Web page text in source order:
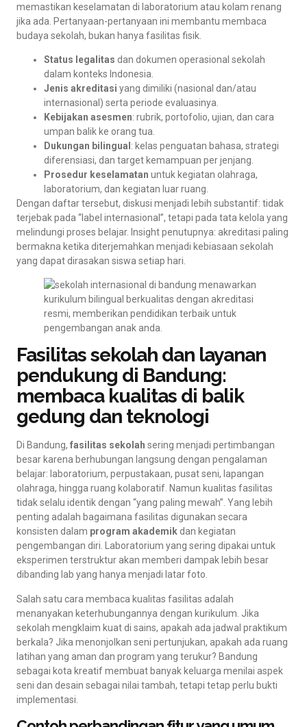
memastikan keselamatan di laboratorium atau kolam renang
jika ada. Pertanyaan-pertanyaan ini membantu membaca
budaya sekolah, bukan hanya fasilitas fisik.
Status legalitas dan dokumen operasional sekolah
dalam konteks Indonesia.
Jenis akreditasi yang dimiliki (nasional dan/atau
internasional) serta periode evaluasinya.
Kebijakan asesmen: rubrik, portofolio, ujian, dan cara
umpan balik ke orang tua.
Dukungan bilingual : kelas penguatan bahasa, strategi
diferensiasi, dan target kemampuan per jenjang.
Prosedur keselamatan untuk kegiatan olahraga,
laboratorium, dan kegiatan luar ruang.
Dengan daftar tersebut, diskusi menjadi lebih substantif: tidak
terjebak pada “label internasional”, tetapi pada tata kelola yang
melindungi proses belajar. Insight penutupnya: akreditasi paling
bermakna ketika diterjemahkan menjadi kebiasaan sekolah
yang dapat dirasakan siswa setiap hari.
Fasilitas sekolah dan layanan
pendukung di Bandung:
membaca kualitas di balik
gedung dan teknologi
Di Bandung, fasilitas sekolah sering menjadi pertimbangan
besar karena berhubungan langsung dengan pengalaman
belajar: laboratorium, perpustakaan, pusat seni, lapangan
olahraga, hingga ruang kolaboratif. Namun kualitas fasilitas
tidak selalu identik dengan “yang paling mewah”. Yang lebih
penting adalah bagaimana fasilitas digunakan secara
konsisten dalam program akademik dan kegiatan
pengembangan diri. Laboratorium yang sering dipakai untuk
eksperimen terstruktur akan memberi dampak lebih besar
dibanding lab yang hanya menjadi latar foto.
Salah satu cara membaca kualitas fasilitas adalah
menanyakan keterhubungannya dengan kurikulum. Jika
sekolah mengklaim kuat di sains, apakah ada jadwal praktikum
berkala? Jika menonjolkan seni pertunjukan, apakah ada ruang
latihan yang aman dan program yang terukur? Bandung
sebagai kota kreatif membuat banyak keluarga menilai aspek
seni dan desain sebagai nilai tambah, tetapi tetap perlu bukti
implementasi.